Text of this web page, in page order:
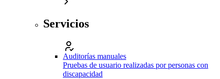
Servicios
Auditorías manuales
Pruebas de usuario realizadas por personas con
discapacidad